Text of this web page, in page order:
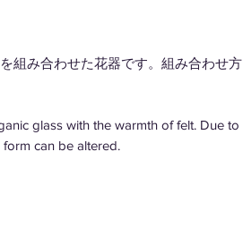
組み合わせた花器です。組み合わせ方
glass with the warmth of felt. Due to
can be altered.